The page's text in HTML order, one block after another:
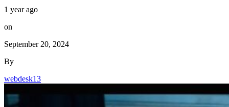
1 year ago
on
September 20, 2024
By
webdesk13